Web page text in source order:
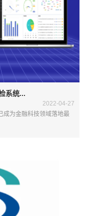
系统...
2022-04-27
成为金融科技领域落地最